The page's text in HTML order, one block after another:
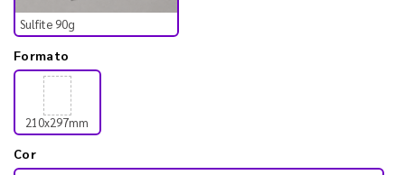
Sulfite 90g
Formato
210x297mm
Cor